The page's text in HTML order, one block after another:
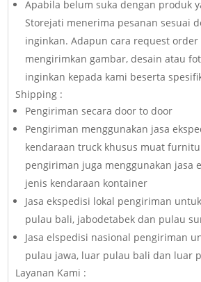
Apabila belum suka dengan produk
Storejati menerima pesanan sesuai
inginkan. Adapun cara request
mengirimkan gambar, desain atau
inginkan kepada kami beserta
Shipping :
Pengiriman secara door to door
Pengiriman menggunakan jasa
kendaraan truck khusus muat
pengiriman juga menggunakan jasa
jenis kendaraan kontainer
Jasa ekspedisi lokal pengiriman
pulau bali, jabodetabek dan pulau
Jasa elspedisi nasional pengiriman
pulau jawa, luar pulau bali dan luar
Layanan Kami :